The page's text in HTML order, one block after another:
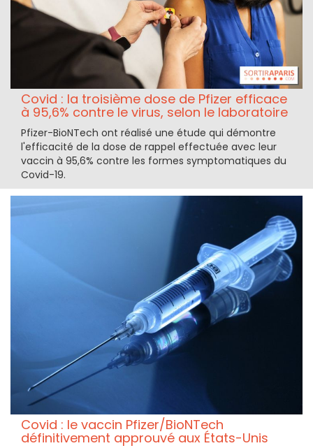
Covid : la troisième dose de Pfizer efficace
à 95,6% contre le virus, selon le laboratoire
Pfizer-BioNTech ont réalisé une étude qui démontre
l'efficacité de la dose de rappel effectuée avec leur
vaccin à 95,6% contre les formes symptomatiques du
Covid-19.
Covid : le vaccin Pfizer/BioNTech
définitivement approuvé aux États-Unis